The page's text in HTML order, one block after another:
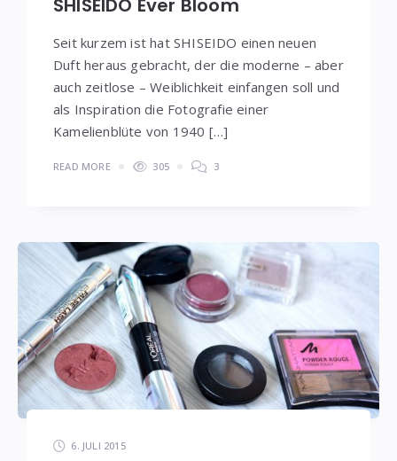
SHISEIDO Ever Bloom
Seit kurzem ist hat SHISEIDO einen neuen
Duft heraus gebracht, der die moderne – aber
auch zeitlose – Weiblichkeit einfangen soll und
als Inspiration die Fotografie einer
Kamelienblüte von 1940 […]
READ MORE 305 3
6. JULI 2015